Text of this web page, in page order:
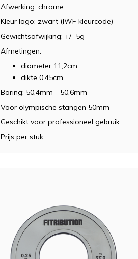
Afwerking: chrome
Kleur logo: zwart (IWF kleurcode)
Gewichtsafwijking: +/- 5g
Afmetingen:
diameter 11,2cm
dikte 0,45cm
Boring: 50,4mm - 50,6mm
Voor olympische stangen 50mm
Geschikt voor professioneel gebruik
Prijs per stuk